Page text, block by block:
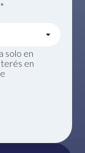
solo en
en